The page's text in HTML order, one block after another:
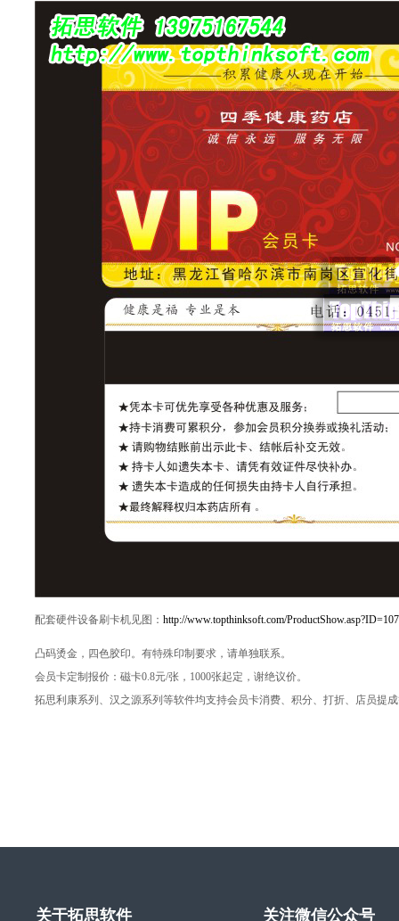
配套硬件设备刷卡机见图： http://www.topthinksoft.com/ProductShow.asp?ID=107
凸码烫金，四色胶印。有特殊印制要求，请单独联系。
会员卡定制报价：磁卡0.8元/张，1000张起定，谢绝议价。
拓思利康系列、汉之源系列等软件均支持会员卡消费、积分、打折、店员提
关于拓思软件 关注微信公众号